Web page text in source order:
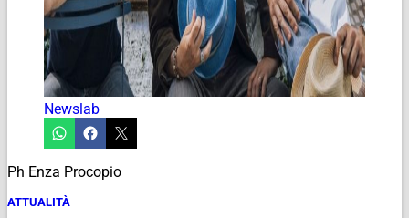
Newslab
Ph Enza Procopio
ATTUALITÀ